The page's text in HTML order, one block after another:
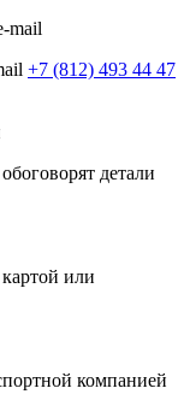
+7 (812) 493 44 47
детали
или
компанией